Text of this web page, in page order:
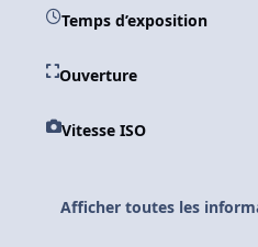
Temps d’exposition
Ouverture
Vitesse ISO
Afficher toutes les